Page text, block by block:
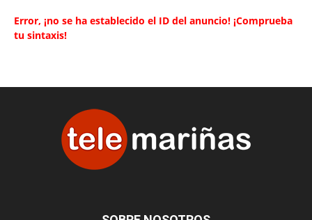
Error, ¡no se ha establecido el ID del anuncio! ¡Comprueba
tu sintaxis!